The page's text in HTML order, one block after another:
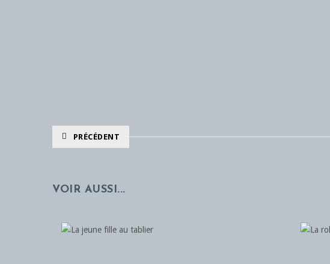
PRÉCÉDENT
VOIR AUSSI...